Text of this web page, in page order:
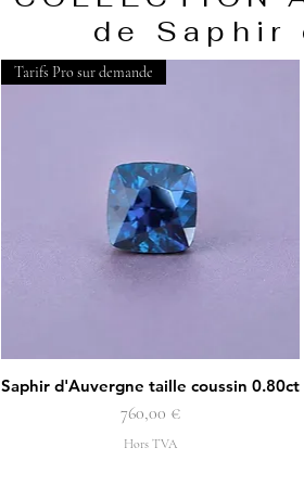
de Saphir
Aperçu rapide
Tarifs Pro sur demande
Saphir d'Auvergne taille coussin 0.80ct
Prix
760,00 €
Hors TVA